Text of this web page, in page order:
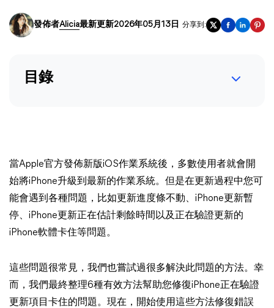
發佈者Alicia最新更新2026年05月13日 分享到:
目錄
當Apple官方發佈新版iOS作業系統後，多數使用者就會開
始將iPhone升級到最新的作業系統。但是在更新過程中您可
能會遇到各種問題，比如更新進度條不動、iPhone更新暫
停、iPhone更新正在估計剩餘時間以及正在驗證更新的
iPhone軟體卡住等問題。
這些問題很常見，我們也嘗試過很多解決此問題的方法。幸
而，我們最終整理6種有效方法幫助您修復iPhone正在驗證
更新項目卡住的問題。現在，開始使用這些方法修復錯誤